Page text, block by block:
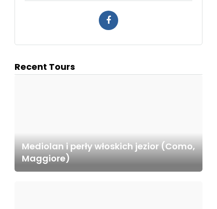
Recent Tours
Mediolan i perły włoskich jezior (Como,
Maggiore)